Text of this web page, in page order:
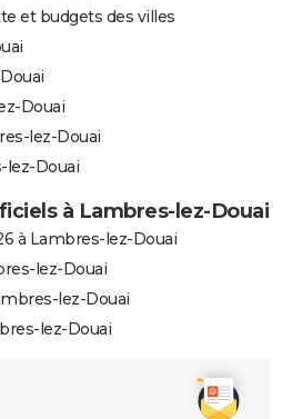
et budgets des villes
Douai
lez-Douai
lez-Douai
à Lambres-lez-Douai
à Lambres-lez-Douai
lez-Douai
lez-Douai
lez-Douai